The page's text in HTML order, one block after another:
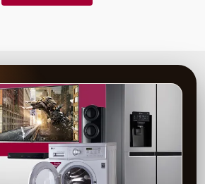
высокое качество выполнения
и профессионализму наших мастеров. Мы
на все виды ремонта и используемые
лет, что подтверждает нашу уверенность в
Наши специалисты выполняют ремонт
обеспечивая долговечность работы вашей
предложить клиентам лучшее
ремонт максимально удобным и надежным.